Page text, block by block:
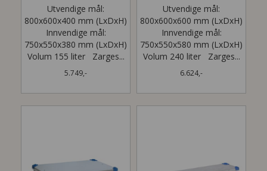
Utvendige mål:
800x600x400 mm (LxDxH)
Innvendige mål:
750x550x380 mm (LxDxH)
Volum 155 liter Zarges...
5.749,-
Utvendige mål:
800x600x600 mm (LxDxH)
Innvendige mål:
750x550x580 mm (LxDxH)
Volum 240 liter Zarges...
6.624,-